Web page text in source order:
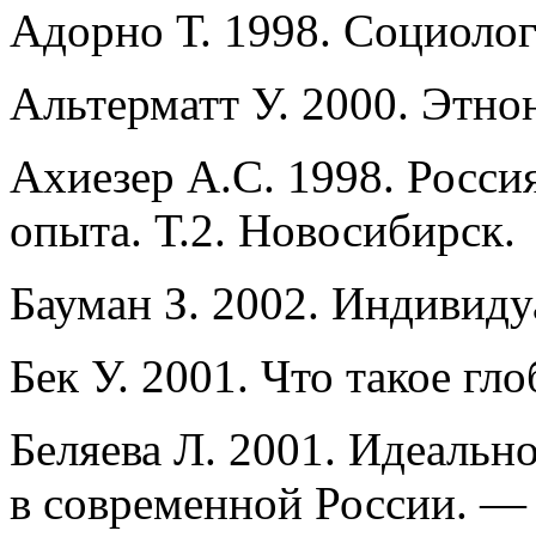
Адорно Т. 1998.
Альтерматт У. 2000.
Ахиезер А.С. 1998.
опыта. Т.2. Новосибирск.
Бауман З. 2002.
Бек У. 2001. Что такое
Беляева Л. 2001.
в современной России. —